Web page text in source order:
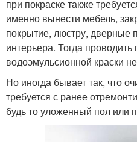
при покраске также
именно вынести мебель,
покрытие, люстру,
интерьера. Тогда проводить
водоэмульсионной краски
Но иногда бывает так, что
требуется с ранее
будь то уложенный пол или